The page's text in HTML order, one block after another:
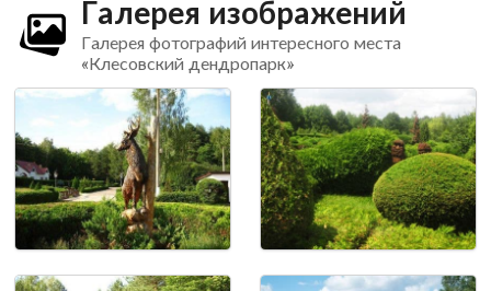
Галерея изображений
Галерея фотографий интересного места
«Клесовский дендропарк»